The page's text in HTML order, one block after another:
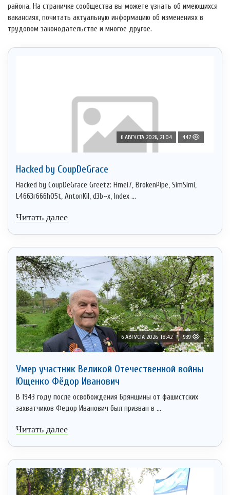
района. На страничке сообщества вы можете узнать об имеющихся
вакансиях, почитать актуальную информацию об изменениях в
трудовом законодательстве и многое другое.
6 АВГУСТА 2026, 21:04 447
Hacked by CoupDeGrace
Hacked by CoupDeGrace Greetz: Hmei7, BrokenPipe, SimSimi,
L4663r666h05t, AntonKil, d3b~x, Index ...
Читать далее
6 АВГУСТА 2026, 18:42 939
Умер участник Великой Отечественной войны
Ющенко Фёдор Иванович
В 1943 году после освобождения Брянщины от фашистских
захватчиков Федор Иванович был призван в ...
Читать далее